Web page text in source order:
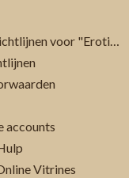
Aanvullende richtlijnen voor "Erotiek 18+"
accounts
Vitrines